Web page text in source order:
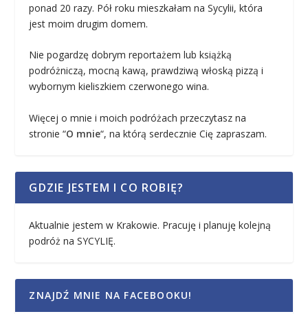
ponad 20 razy. Pół roku mieszkałam na Sycylii, która
jest moim drugim domem.
Nie pogardzę dobrym reportażem lub książką
podróżniczą, mocną kawą, prawdziwą włoską pizzą i
wybornym kieliszkiem czerwonego wina.
Więcej o mnie i moich podróżach przeczytasz na
stronie “O mnie“, na którą serdecznie Cię zapraszam.
GDZIE JESTEM I CO ROBIĘ?
Aktualnie jestem w Krakowie. Pracuję i planuję kolejną
podróż na SYCYLIĘ.
ZNAJDŹ MNIE NA FACEBOOKU!